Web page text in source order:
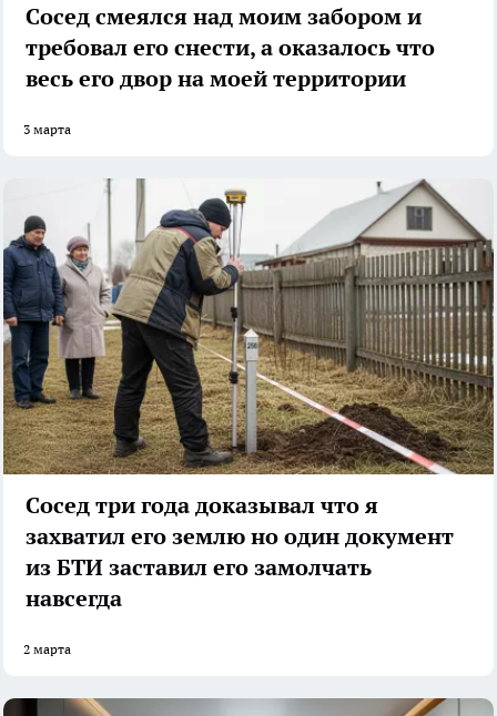
Сосед смеялся над моим забором и
требовал его снести, а оказалось что
весь его двор на моей территории
3 марта
Сосед три года доказывал что я
захватил его землю но один документ
из БТИ заставил его замолчать
навсегда
2 марта